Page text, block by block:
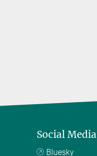
Social Media
Bluesky